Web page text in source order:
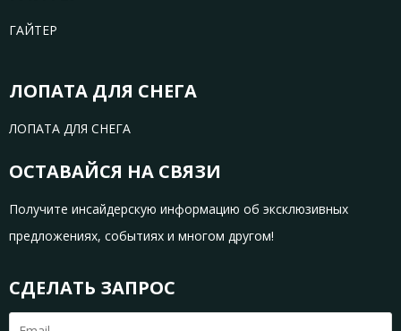
ГАЙТЕР
ЛОПАТА ДЛЯ СНЕГА
ЛОПАТА ДЛЯ СНЕГА
ОСТАВАЙСЯ НА СВЯЗИ
Получите инсайдерскую информацию об эксклюзивных
предложениях, событиях и многом другом!
СДЕЛАТЬ ЗАПРОС